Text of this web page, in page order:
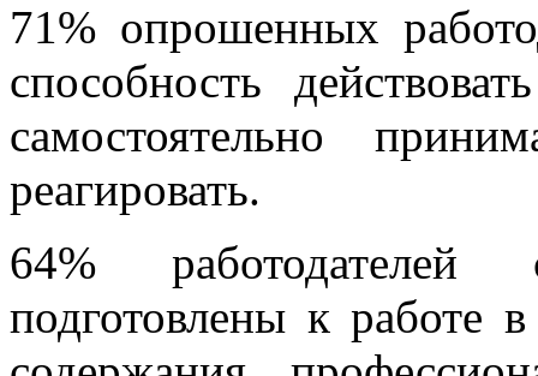
71% опрошенных
способность
самостоятельно
реагировать.
64%
подготовлены к работе